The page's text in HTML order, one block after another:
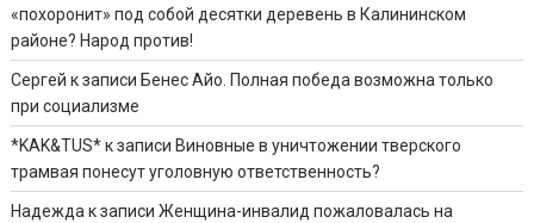
«похоронит» под собой десятки деревень в Калининском
районе? Народ против!
Сергей к записи Бенес Айо. Полная победа возможна только
при социализме
*KAK&TUS*к записи Виновные в уничтожении тверского
трамвая понесут уголовную ответственность?
Надежда к записиЖенщина-инвалид пожаловалась на